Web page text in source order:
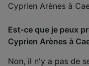
Cyprien Arènes à
Est-ce que je peux
Cyprien Arènes à
Non, il n'y a pas de